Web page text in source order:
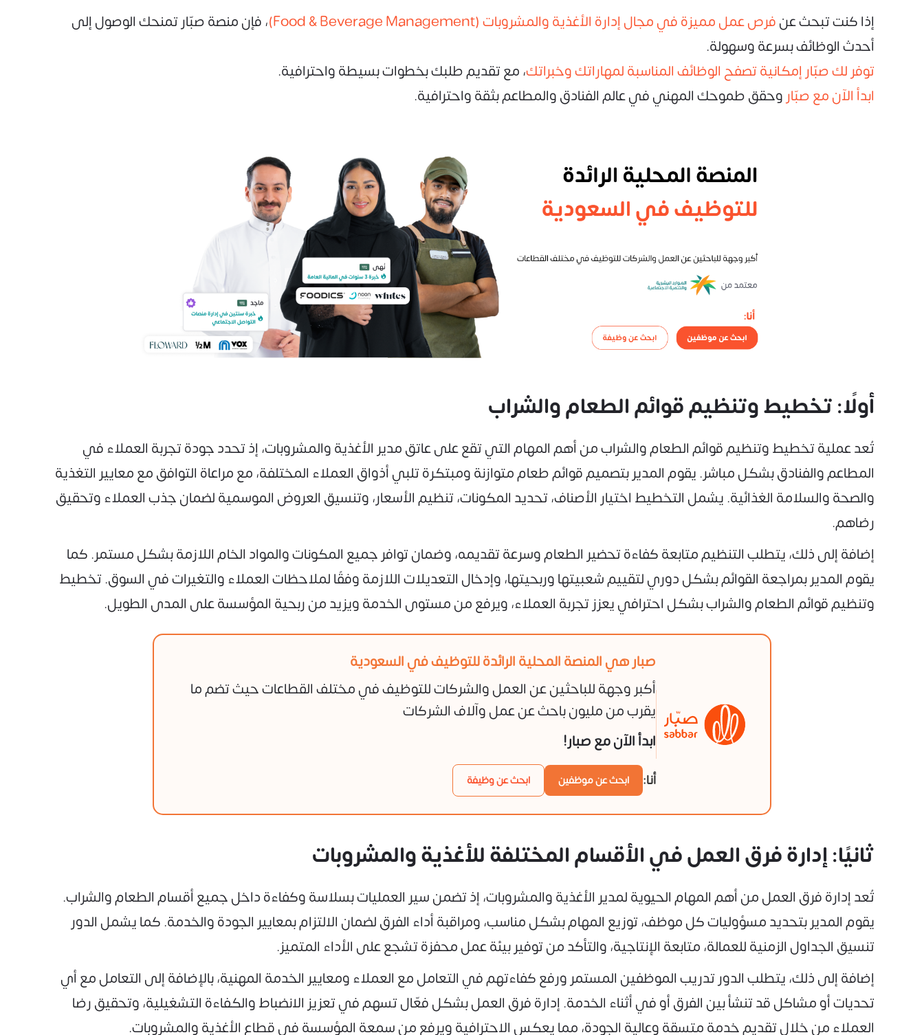
إذا كنت تبحث عنفرص عمل مميزة في مجال إدارة الأغذية والمشروبات (Food & Beverage Management)
، فإن منصة صبّار تمنحك الوصول إلى
أحدث الوظائف بسرعة وسهولة.
توفر لك صبّار إمكانية تصفح الوظائف المناسبة لمهاراتك وخبراتك، مع تقديم طلبك بخطوات بسيطة واحترافية.
ابدأ الآن مع صبّار وحقق طموحك المهني في عالم الفنادق والمطاعم بثقة واحترافية.
أولًا: تخطيط وتنظيم قوائم الطعام والشراب
تُعد عملية تخطيط وتنظيم قوائم الطعام والشراب من أهم المهام التي تقع على عاتق مدير الأغذية والمشروبات، إذ تحدد جودة تجربة العملاء في
المطاعم والفنادق بشكل مباشر. يقوم المدير بتصميم قوائم طعام متوازنة ومبتكرة تلبي أذواق العملاء المختلفة، مع مراعاة التوافق مع معايير التغذية
والصحة والسلامة الغذائية. يشمل التخطيط اختيار الأصناف، تحديد المكونات، تنظيم الأسعار، وتنسيق العروض الموسمية لضمان جذب العملاء وتحقيق
رضاهم.
إضافة إلى ذلك، يتطلب التنظيم متابعة كفاءة تحضير الطعام وسرعة تقديمه، وضمان توافر جميع المكونات والمواد الخام اللازمة بشكل مستمر. كما
يقوم المدير بمراجعة القوائم بشكل دوري لتقييم شعبيتها وربحيتها، وإدخال التعديلات اللازمة وفقًا لملاحظات العملاء والتغيرات في السوق. تخطيط
وتنظيم قوائم الطعام والشراب بشكل احترافي يعزز تجربة العملاء، ويرفع من مستوى الخدمة ويزيد من ربحية المؤسسة على المدى الطويل.
صبار هي المنصة المحلية الرائدة للتوظيف في السعودية
أكبر وجهة للباحثين عن العمل والشركات للتوظيف في مختلف القطاعات حيث تضم ما
يقرب من مليون باحث عن عمل وآلاف الشركات
ابدأ الآن مع صبار!
أنا: ابحث عن موظفين ابحث عن وظيفة
ثانيًا: إدارة فرق العمل في الأقسام المختلفة للأغذية والمشروبات
تُعد إدارة فرق العمل من أهم المهام الحيوية لمدير الأغذية والمشروبات، إذ تضمن سير العمليات بسلاسة وكفاءة داخل جميع أقسام الطعام والشراب.
يقوم المدير بتحديد مسؤوليات كل موظف، توزيع المهام بشكل مناسب، ومراقبة أداء الفرق لضمان الالتزام بمعايير الجودة والخدمة. كما يشمل الدور
تنسيق الجداول الزمنية للعمالة، متابعة الإنتاجية، والتأكد من توفير بيئة عمل محفزة تشجع على الأداء المتميز.
إضافة إلى ذلك، يتطلب الدور تدريب الموظفين المستمر ورفع كفاءتهم في التعامل مع العملاء ومعايير الخدمة المهنية، بالإضافة إلى التعامل مع أي
تحديات أو مشاكل قد تنشأ بين الفرق أو في أثناء الخدمة. إدارة فرق العمل بشكل فعّال تسهم في تعزيز الانضباط والكفاءة التشغيلية، وتحقيق رضا
العملاء من خلال تقديم خدمة متسقة وعالية الجودة، مما يعكس الاحترافية ويرفع من سمعة المؤسسة في قطاع الأغذية والمشروبات.